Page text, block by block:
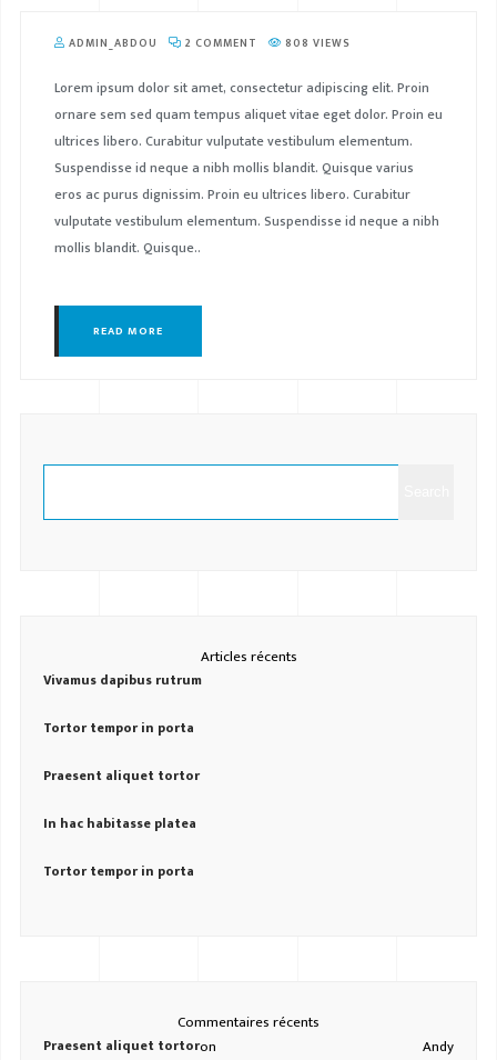
ADMIN_ABDOU 2 COMMENT 808 VIEWS
Lorem ipsum dolor sit amet, consectetur adipiscing elit. Proin
ornare sem sed quam tempus aliquet vitae eget dolor. Proin eu
ultrices libero. Curabitur vulputate vestibulum elementum.
Suspendisse id neque a nibh mollis blandit. Quisque varius
eros ac purus dignissim. Proin eu ultrices libero. Curabitur
vulputate vestibulum elementum. Suspendisse id neque a nibh
mollis blandit. Quisque..
READ MORE
Articles récents
Vivamus dapibus rutrum
Tortor tempor in porta
Praesent aliquet tortor
In hac habitasse platea
Tortor tempor in porta
Commentaires récents
Andy
on
Praesent aliquet tortor